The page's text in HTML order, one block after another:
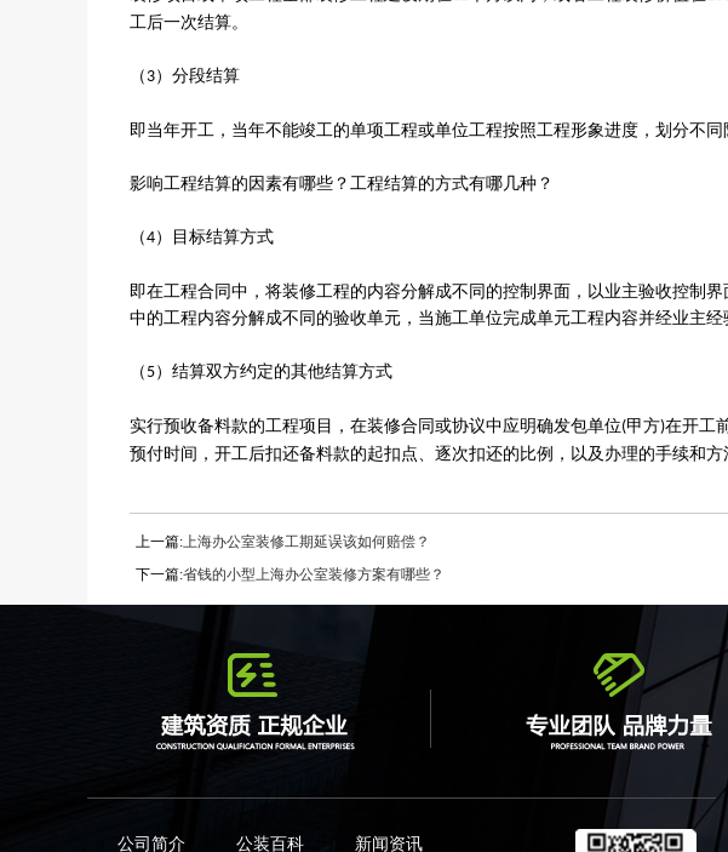
工后一次结算。
（ 3）分段结算
即当年开工，当年不能竣工的单项工程或单位工程按照工程形象进度，划分不同
影响工程结算的因素有哪些？工程结算的方式有哪几种？
（4）目标结算方式
即在工程合同中，将装修工程的内容分解成不同的控制界面，以业主验收控制
中的工程内容分解成不同的验收单元，当施工单位完成单元工程内容并经业主
（ 5）结算双方约定的其他结算方式
实行预收备料款的工程项目，在装修合同或协议中应明确发包单位(甲方)在开工
预付时间，开工后扣还备料款的起扣点、逐次扣还的比例，以及办理的手续和方
上一篇:上海办公室装修工期延误该如何赔偿？
下一篇:省钱的小型上海办公室装修方案有哪些？
公司简介 公装百科 新闻资讯